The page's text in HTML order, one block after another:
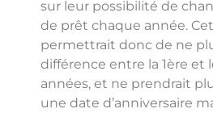
sur leur possibilité de
de prêt chaque année.
permettrait donc de ne
différence entre la 1ère et
années, et ne prendrait
une date d’anniversaire